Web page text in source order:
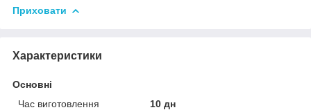
Приховати
Характеристики
Основні
Час виготовлення
10 дн